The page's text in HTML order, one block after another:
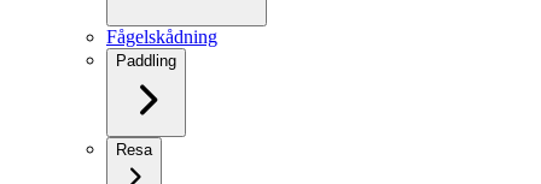
Fågelskådning
Paddling
Resa